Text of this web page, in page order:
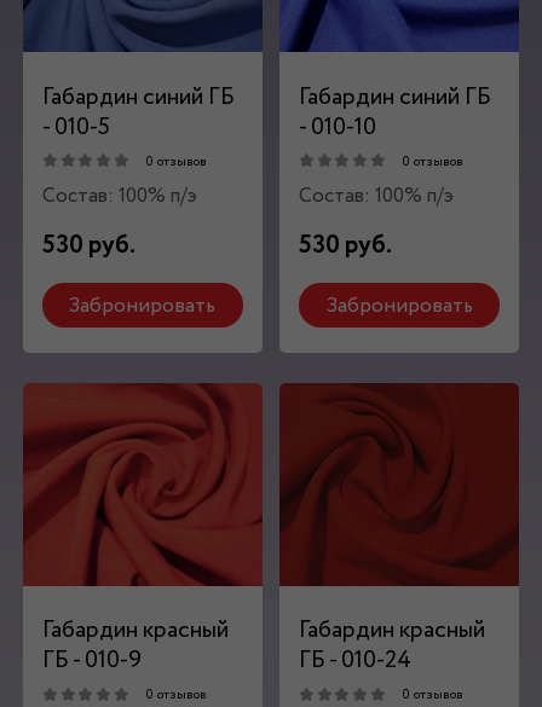
Габардин синий ГБ
- 010-5
0 отзывов
Состав: 100% п/э
530 руб.
Забронировать
Габардин синий ГБ
- 010-10
0 отзывов
Состав: 100% п/э
530 руб.
Забронировать
Габардин красный
ГБ - 010-9
0 отзывов
Габардин красный
ГБ - 010-24
0 отзывов